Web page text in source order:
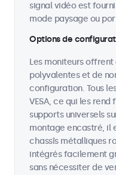
signal vidéo est
mode paysage ou
Options de
Les moniteurs
polyvalentes et de
configuration. Tous
VESA, ce qui les
supports universels
montage encastré, il
chassîs métalliques
intégrés facilement
sans nécessiter de